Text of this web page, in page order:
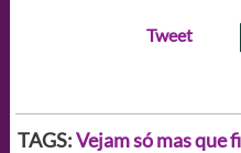
Tweet
TAGS:Vejam só mas que